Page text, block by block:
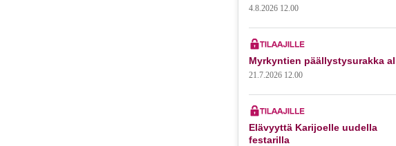
4.8.2026 12.00
Myrkyntien päällystysurakka
21.7.2026 12.00
Elävyyttä Karijoelle uudella
festarilla